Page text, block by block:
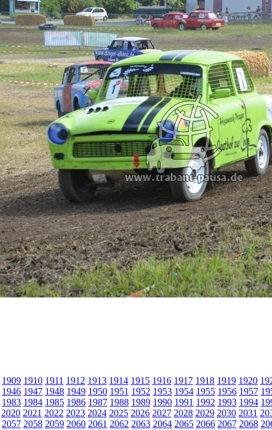
1909 1910 1911 1912 1913 1914 1915 1916 1917 1918 1919 1920
1946 1947 1948 1949 1950 1951 1952 1953 1954 1955 1956 1957
1983 1984 1985 1986 1987 1988 1989 1990 1991 1992 1993 1994
2020 2021 2022 2023 2024 2025 2026 2027 2028 2029 2030 2031
2057 2058 2059 2060 2061 2062 2063 2064 2065 2066 2067 2068